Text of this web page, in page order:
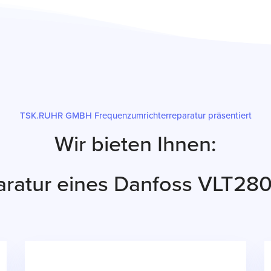
TSK.RUHR GMBH Frequenzumrichterreparatur präsentiert
Wir bieten Ihnen:
eines Danfoss